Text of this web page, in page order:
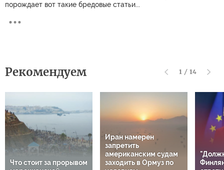
порождает вот такие бредовые статьи...
Рекомендуем 1 / 14
Что стоит за прорывом
Иран намерен
запретить
американским судам
заходить в Ормуз по